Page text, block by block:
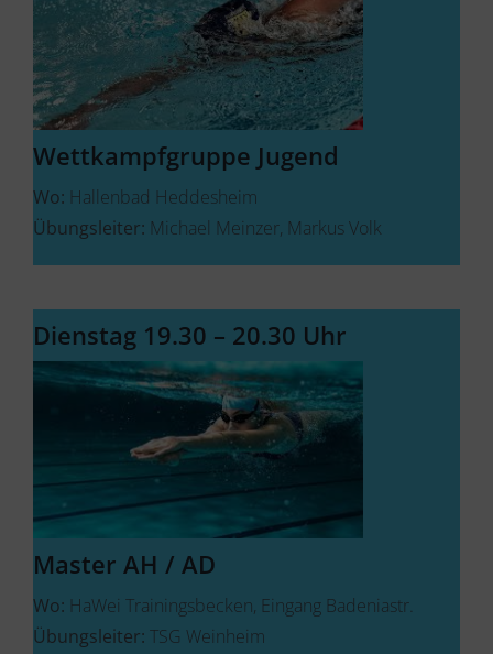
Wettkampfgruppe Jugend
Wo: Hallenbad Heddesheim
Übungsleiter: Michael Meinzer, Markus Volk
Dienstag 19.30 – 20.30 Uhr
Master AH / AD
Wo: HaWei Trainingsbecken, Eingang Badeniastr.
Übungsleiter: TSG Weinheim